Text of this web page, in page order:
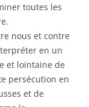
toutes les
nous et contre
en un
et lointaine de
persécution en
et de